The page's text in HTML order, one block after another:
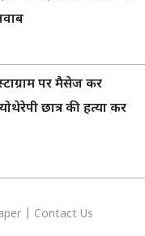
पर मैसेज कर
छात्र की हत्या कर
Contact Us